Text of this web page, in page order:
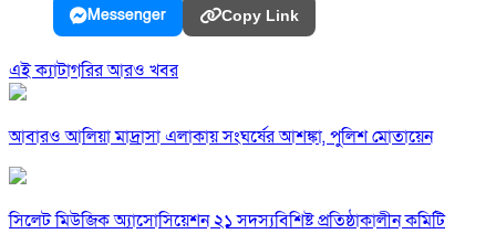
Messenger Copy Link
এই ক্যাটাগরির আরও খবর
আবারও আলিয়া মাদ্রাসা এলাকায় সংঘর্ষের আশঙ্কা, পুলিশ মোতায়েন
সিলেট মিউজিক অ্যাসোসিয়েশন ২১ সদস্যবিশিষ্ট প্রতিষ্ঠাকালীন কমিটি